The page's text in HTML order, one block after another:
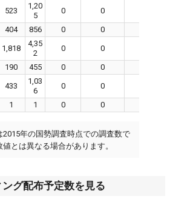
523
1,20
5
0 0
404 856 0 0
1,818
4,35
2
0 0
190 455 0 0
433
1,03
6
0 0
1 1 0 0
2015年の国勢調査時点での調査数で
とは異なる場合があります。
グ配布予定数を見る